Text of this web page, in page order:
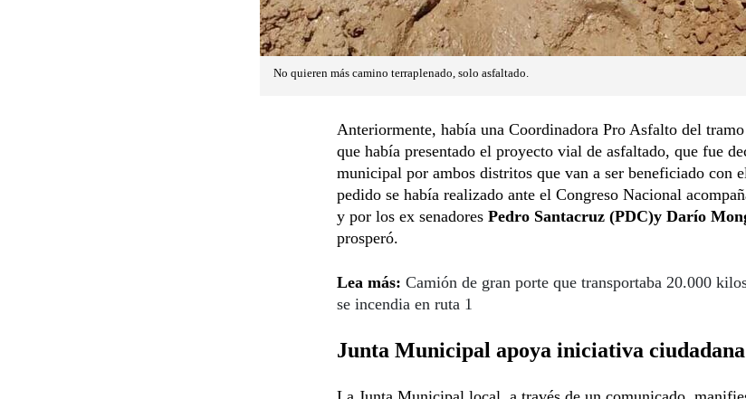
No quieren más camino terraplenado, solo asfaltado.
Anteriormente, había una Coordinadora Pro Asfalto del
que había presentado el proyecto vial de asfaltado, que fue
municipal por ambos distritos que van a ser beneficiado con
pedido se había realizado ante el Congreso Nacional
y por los ex senadores Pedro Santacruz (PDC)y Darío
prosperó.
Lea más: Camión de gran porte que transportaba 20.000
se incendia en ruta 1
Junta Municipal apoya iniciativa ciudadana